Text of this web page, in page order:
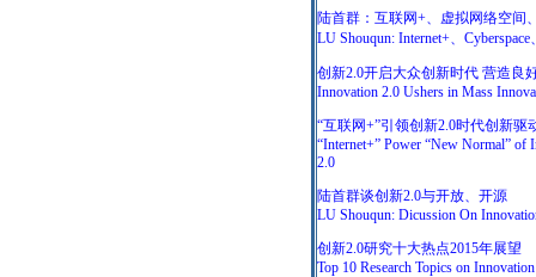
陆首群：互联网+、虚拟网络空间
LU Shouqun: Internet+、
创新2.0开启大众创新时代 营造良
Innovation 2.0 Ushers in Mass
“互联网+”引领创新2.0时代创新驱
“Internet+” Power “New Normal” of
2.0
陆首群谈创新2.0与开放、开源
LU Shouqun: Dicussion On
创新2.0研究十大热点2015年展望
Top 10 Research Topics on